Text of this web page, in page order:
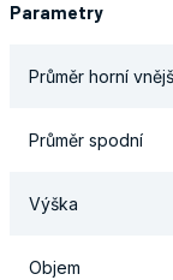
Parametry
Průměr horní
Průměr spodní
Výška
Objem